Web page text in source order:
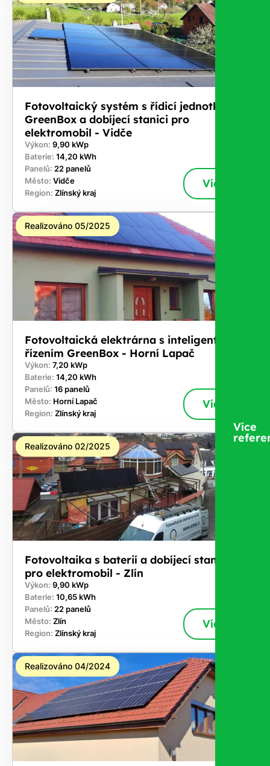
Fotovoltaický systém s řídicí jednotkou
GreenBox a dobíjecí stanici pro
elektromobil - Vidče
Výkon: 9,90 kWp
Baterie: 14,20 kWh
Panelů: 22 panelů
Město: Vidče
Region: Zlínský kraj
Více
Realizováno 05/2025
Fotovoltaická elektrárna s inteligentním
řízením GreenBox - Horní Lapač
Výkon: 7,20 kWp
Baterie: 14,20 kWh
Panelů: 16 panelů
Město: Horní Lapač
Region: Zlínský kraj
Více
Realizováno 02/2025
Fotovoltaika s baterií a dobíjecí stanici
pro elektromobil - Zlín
Výkon: 9,90 kWp
Baterie: 10,65 kWh
Panelů: 22 panelů
Město: Zlín
Region: Zlínský kraj
Více
Realizováno 04/2024
Více